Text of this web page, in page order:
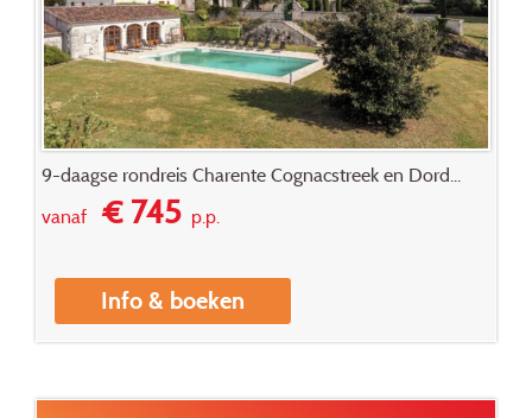
9-daagse rondreis Charente Cognacstreek en Dord...
vanaf€ 745p.p.
Info & boeken